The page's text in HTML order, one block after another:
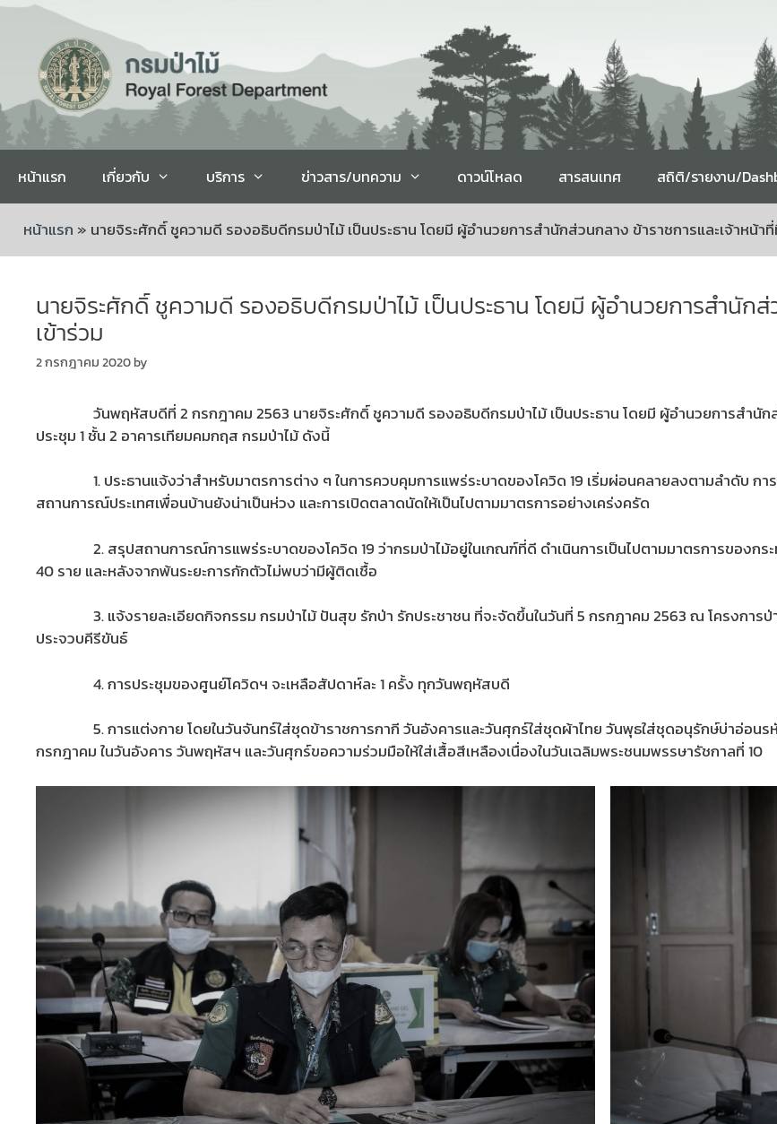
หน้าแรก เกี่ยวกับ บริการ ข่าวสาร/บทความ ดาวน์โหลด สารสนเทศ สถิติ/รายงาน/
หน้าแรก » นายจิระศักดิ์ ชูความดี รองอธิบดีกรมป่าไม้ เป็นประธาน โดยมี ผู้อำนวยการสำนักส่วนกลาง ข้าราชการและเจ้าหน้า
นายจิระศักดิ์ ชูความดี รองอธิบดีกรมป่าไม้ เป็นประธาน โดยมี ผู้อำนวยการสำนักส่
เข้าร่วม
2 กรกฎาคม 2020by
วันพฤหัสบดีที่ 2 กรกฎาคม 2563 นายจิระศักดิ์ ชูความดี รองอธิบดีกรมป่าไม้ เป็นประธาน โดยมี ผู้อำนวยการสำนักส่
ประชุม 1 ชั้น 2 อาคารเทียมคมกฤส กรมป่าไม้ ดังนี้
1. ประธานแจ้งว่าสำหรับมาตรการต่าง ๆ ในการควบคุมการแพร่ระบาดของโควิด 19 เริ่มผ่อนคลายลงตามลำดับ การ
สถานการณ์ประเทศเพื่อนบ้านยังน่าเป็นห่วง และการเปิดตลาดนัดให้เป็นไปตามมาตรการอย่างเคร่งครัด
2. สรุปสถานการณ์การแพร่ระบาดของโควิด 19 ว่ากรมป่าไม้อยู่ในเกณฑ์ที่ดี ดำเนินการเป็นไปตามมาตรการของกระ
40 ราย และหลังจากพ้นระยะการกักตัวไม่พบว่ามีผู้ติดเชื้อ
3. แจ้งรายละเอียดกิจกรรม กรมป่าไม้ ปันสุข รักป่า รักประชาชน ที่จะจัดขึ้นในวันที่ 5 กรกฎาคม 2563 ณ โครงการป่
ประจวบคีรีขันธ์
4. การประชุมของศูนย์โควิดฯ จะเหลือสัปดาห์ละ 1 ครั้ง ทุกวันพฤหัสบดี
5. การแต่งกาย โดยในวันจันทร์ใส่ชุดข้าราชการกากี วันอังคารและวันศุกร์ใส่ชุดผ้าไทย วันพุธใส่ชุดอนุรักษ์บ่าอ่อนร
กรกฎาคม ในวันอังคาร วันพฤหัสฯ และวันศุกร์ขอความร่วมมือให้ใส่เสื้อสีเหลืองเนื่องในวันเฉลิมพระชนมพรรษารัชกาลที่ 10